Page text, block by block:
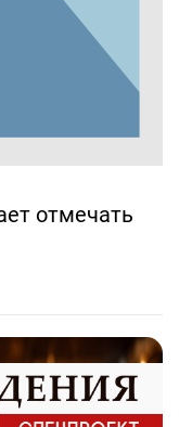
отмечать